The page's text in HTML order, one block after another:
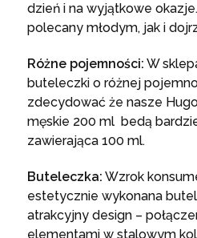
dzień i na wyjątkowe
polecany młodym, jak i
Różne pojemności: W
buteleczki o różnej
zdecydować że nasze
męskie 200 ml bedą
zawierająca 100 ml.
Buteleczka: Wzrok
estetycznie wykonana
atrakcyjny design –
elementami w stalowym